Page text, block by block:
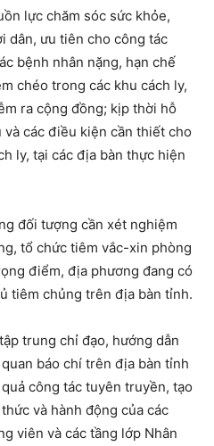
lực chăm sóc sức khỏe,
dân, ưu tiên cho công tác
bệnh nhân nặng, hạn chế
chéo trong các khu cách ly,
ra cộng đồng; kịp thời hỗ
các điều kiện cần thiết cho
ly, tại các địa bàn thực hiện
đối tượng cần xét nghiệm
tổ chức tiêm vắc-xin phòng
điểm, địa phương đang có
tiêm chủng trên địa bàn tỉnh.
trung chỉ đạo, hướng dẫn
báo chí trên địa bàn tỉnh
công tác tuyên truyền, tạo
và hành động của các
viên và các tầng lớp Nhân